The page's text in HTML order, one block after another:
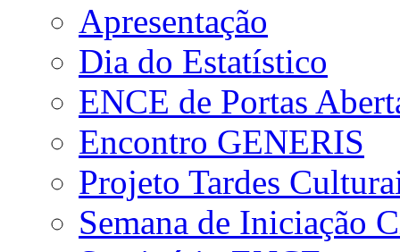
Apresentação
Dia do Estatístico
ENCE de Portas
Encontro GENERIS
Projeto Tardes
Semana de Iniciação